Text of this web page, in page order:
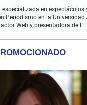
especializada en espectáculos
Periodismo en la
Web y presentadora de El
internacional.